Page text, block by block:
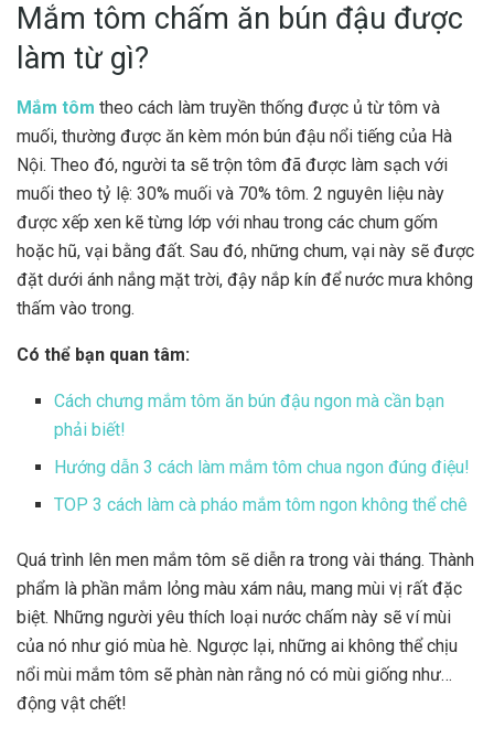
Mắm tôm chấm ăn bún đậu được
làm từ gì?
Mắm tôm theo cách làm truyền thống được ủ từ tôm và
muối, thường được ăn kèm món bún đậu nổi tiếng của Hà
Nội. Theo đó, người ta sẽ trộn tôm đã được làm sạch với
muối theo tỷ lệ: 30% muối và 70% tôm. 2 nguyên liệu này
được xếp xen kẽ từng lớp với nhau trong các chum gốm
hoặc hũ, vại bằng đất. Sau đó, những chum, vại này sẽ được
đặt dưới ánh nắng mặt trời, đậy nắp kín để nước mưa không
thấm vào trong.
Có thể bạn quan tâm:
Cách chưng mắm tôm ăn bún đậu ngon mà cần bạn
phải biết!
Hướng dẫn 3 cách làm mắm tôm chua ngon đúng điệu!
TOP 3 cách làm cà pháo mắm tôm ngon không thể chê
Quá trình lên men mắm tôm sẽ diễn ra trong vài tháng. Thành
phẩm là phần mắm lỏng màu xám nâu, mang mùi vị rất đặc
biệt. Những người yêu thích loại nước chấm này sẽ ví mùi
của nó như gió mùa hè. Ngược lại, những ai không thể chịu
nổi mùi mắm tôm sẽ phàn nàn rằng nó có mùi giống như…
động vật chết!